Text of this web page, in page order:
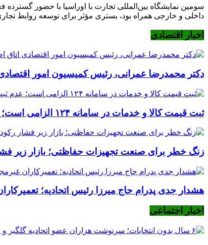
داخلی و خارجی همراه بود، بستری مؤثر برای توسعه روابط
اخبار اقتصادی
دکتر محمدرضا عمرانی، رئیس کمیسیون امور
ثبت قیمت کالا و خدمات در سامانه ۱۲۴ الزامی است؛ عدم ثبت، پس از ۱۵ روز تخلف محسوب می‌شود
زنگ خطر برای صنعت تجهیزات حفاظتی؛ بازار زیر
هشدار جدی پدرام حاج میرزا رئیس اتحادیه؛
اخبار اجتماعی